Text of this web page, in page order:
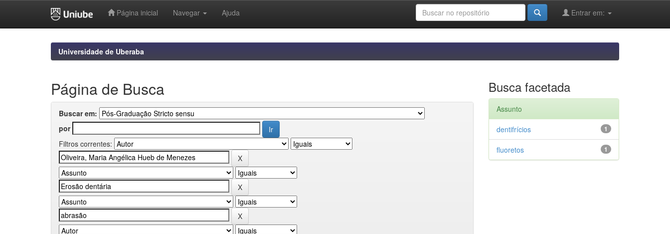
Página inicial Navegar Ajuda Entrar em:
Universidade de Uberaba
Página de Busca
Buscar em:
por
Filtros correntes:
Busca facetada
Assunto
1
dentifrícios
1
fluoretos